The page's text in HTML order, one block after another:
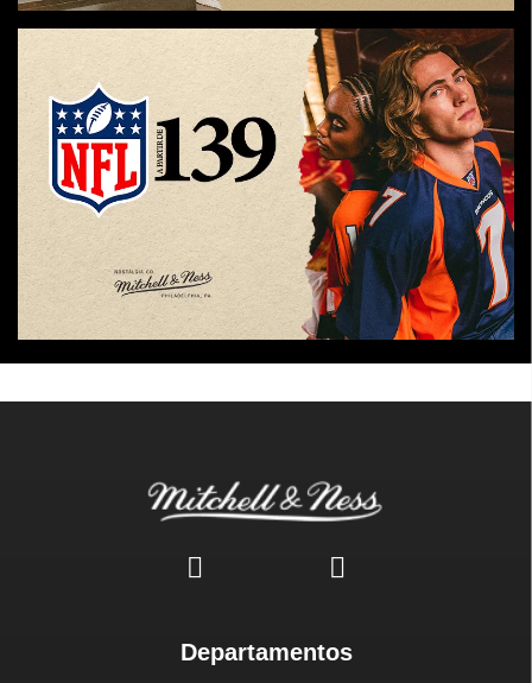
Departamentos